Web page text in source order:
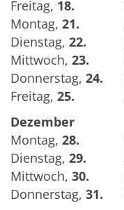
Freitag, 18.
Montag, 21.
Dienstag, 22.
Mittwoch, 23.
Donnerstag, 24.
Freitag, 25.
Dezember
Montag, 28.
Dienstag, 29.
Mittwoch, 30.
Donnerstag, 31.